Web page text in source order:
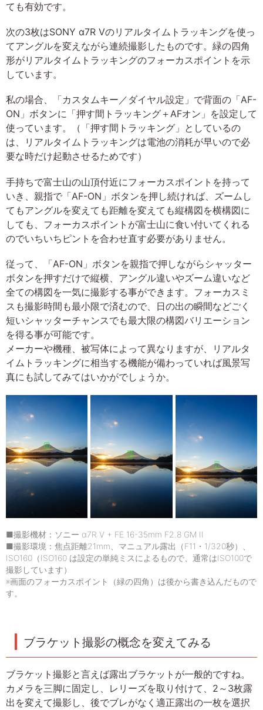
ても有効です。
次の3枚はSONY α7R Vのリアルタイムトラッキングを使っ
てアングルを変えながら連続撮影したものです。緑の四角
形がリアルタイムトラッキングのフォーカスポイントを示
しています。
私の場合、「カスタムキー／ダイヤル設定」で背面の「AF-
ON」ボタンに「押す間トラッキング＋AFオン」を設定して
使っています。（「押す間トラッキング」としているの
は、リアルタイムトラッキングは電池の消耗が早いので必
要な時だけ起動させるためです）
手持ちで富士山の山頂付近にフォーカスポイントを持って
いき、親指で「AF-ON」ボタンを押し続ければ、ズームし
てもアングルを変えても距離を変えても縦構図を横構図に
しても、フォーカスポイントが富士山に食い付いてくれる
のでいちいちピントを合わせ直す必要がありません。
従って、「AF-ON」ボタンを親指で押しながらシャッター
ボタンを押すだけで縦横、アングル違いやズーム違いなど
全ての構図を一気に撮影する事ができます。フォーカスミ
スも撮影時間も最小限で済むので、日の出の瞬間などごく
短いシャッターチャンスでも最大限の構図バリエーション
を得る事が可能です。
メーカーや機種、被写体によって異なりますが、リアルタ
イムトラッキングに相当する機能が備わっていれば風景写
真にも試してみてはいかがでしょうか。
■撮影機材：ソニー α7R V + FE 16-35mm F2.8 GM II
■撮影環境：焦点距離21mm、マニュアル露出（F11・1/320秒）、
ISO160（ISO160 は設定の単純ミスによるもので、通常はISO100で
撮影しています）
※画面のフォーカスポイント（緑の四角）は後から書き込んだもので
す。
ブラケット撮影の概念を変えてみる
ブラケット撮影と言えば露出ブラケットが一般的ですね。
カメラを三脚に固定し、レリーズを取り付けて、2～3枚露
出を変えて撮影し、後でブレがなく適正露出の一枚を選択